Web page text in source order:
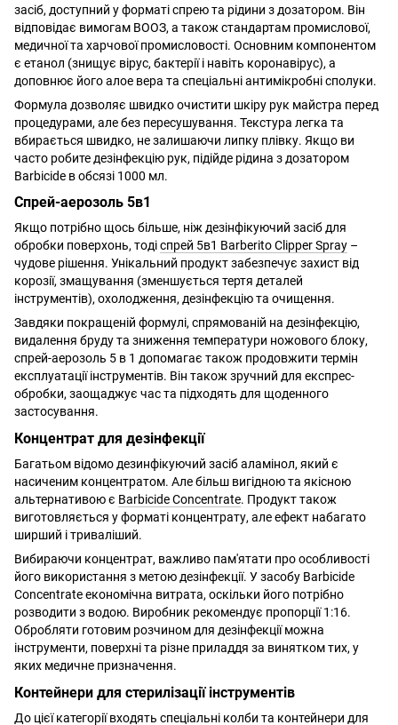
засіб, доступний у форматі спрею та рідини з дозатором. Він
відповідає вимогам ВООЗ, а також стандартам промислової,
медичної та харчової промисловості. Основним компонентом
є етанол (знищує вірус, бактерії і навіть коронавірус), а
доповнює його алое вера та спеціальні антимікробні сполуки.
Формула дозволяє швидко очистити шкіру рук майстра перед
процедурами, але без пересушування. Текстура легка та
вбирається швидко, не залишаючи липку плівку. Якщо ви
часто робите дезінфекцію рук, підійде рідина з дозатором
Barbicide в обсязі 1000 мл.
Спрей-аерозоль 5в1
Якщо потрібно щось більше, ніж дезінфікуючий засіб для
обробки поверхонь, тодіспрей 5в1 Barberito Clipper Spray –
чудове рішення. Унікальний продукт забезпечує захист від
корозії, змащування (зменшується тертя деталей
інструментів), охолодження, дезінфекцію та очищення.
Завдяки покращеній формулі, спрямованій на дезінфекцію,
видалення бруду та зниження температури ножового блоку,
спрей-аерозоль 5 в 1 допомагає також продовжити термін
експлуатації інструментів. Він також зручний для експрес-
обробки, заощаджує час та підходять для щоденного
застосування.
Концентрат для дезінфекції
Багатьом відомо дезинфікуючий засіб аламінол, який є
насиченим концентратом. Але більш вигідною та якісною
альтернативою є Barbicide Concentrate. Продукт також
виготовляється у форматі концентрату, але ефект набагато
ширший і триваліший.
Вибираючи концентрат, важливо пам'ятати про особливості
його використання з метою дезінфекції. У засобу Barbicide
Concentrate економічна витрата, оскільки його потрібно
розводити з водою. Виробник рекомендує пропорції 1:16.
Обробляти готовим розчином для дезінфекції можна
інструменти, поверхні та різне приладдя за винятком тих, у
яких медичне призначення.
Контейнери для стерилізації інструментів
До цієї категорії входять спеціальні колби та контейнери для